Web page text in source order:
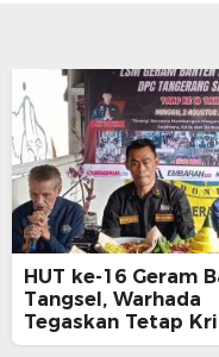
HUT ke-16 Geram
Tangsel, Warhada
Tegaskan Tetap
Kawal Kepentingan